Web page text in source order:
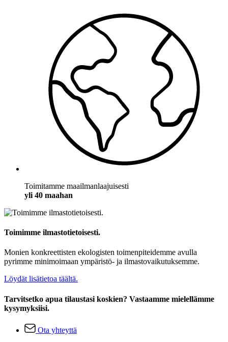
Toimitamme maailmanlaajuisesti
yli 40 maahan
Toimimme ilmastotietoisesti.
Monien konkreettisten ekologisten toimenpiteidemme avulla
pyrimme minimoimaan ympäristö- ja ilmastovaikutuksemme.
Löydät lisätietoa täältä.
Tarvitsetko apua tilaustasi koskien? Vastaamme mielellämme
kysymyksiisi.
Ota yhteyttä